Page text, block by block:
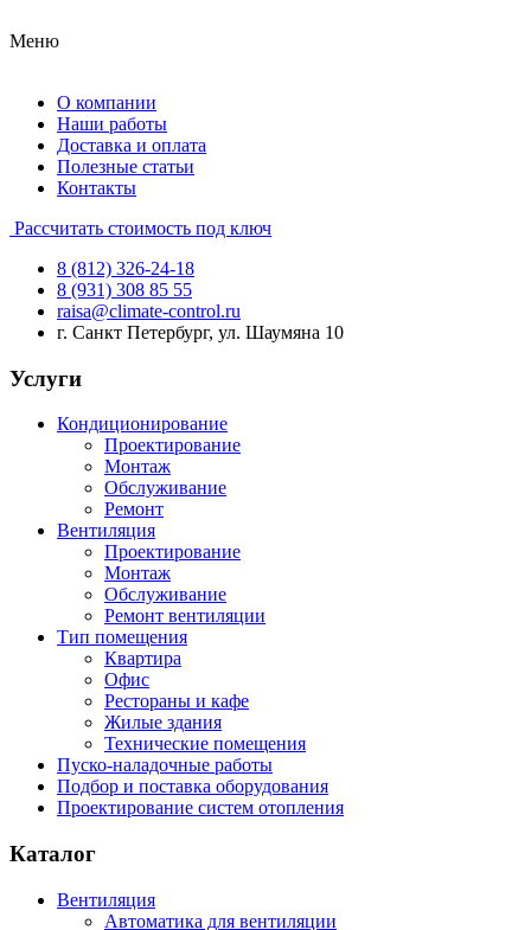
Меню
О компании
Наши работы
Доставка и оплата
Полезные статьи
Контакты
Рассчитать стоимость под ключ
8 (812) 326-24-18
8 (931) 308 85 55
raisa@climate-control.ru
г. Санкт Петербург, ул. Шаумяна 10
Услуги
Кондиционирование
Проектирование
Монтаж
Обслуживание
Ремонт
Вентиляция
Проектирование
Монтаж
Обслуживание
Ремонт вентиляции
Тип помещения
Квартира
Офис
Рестораны и кафе
Жилые здания
Технические помещения
Пуско-наладочные работы
Подбор и поставка оборудования
Проектирование систем отопления
Каталог
Вентиляция
Автоматика для вентиляции